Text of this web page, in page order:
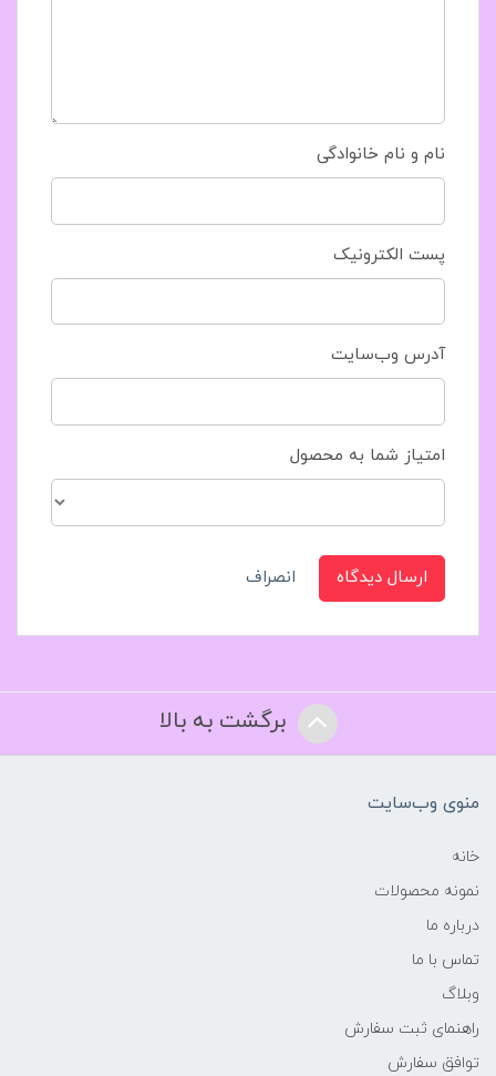
نام و نام خانوادگی
پست الکترونیک
آدرس وب‌سایت
امتیاز شما به محصول
ارسال دیدگاه انصراف
برگشت به بالا
منوی وب‌سایت
خانه
نمونه محصولات
درباره ما
تماس با ما
وبلاگ
راهنمای ثبت سفارش
توافق سفارش